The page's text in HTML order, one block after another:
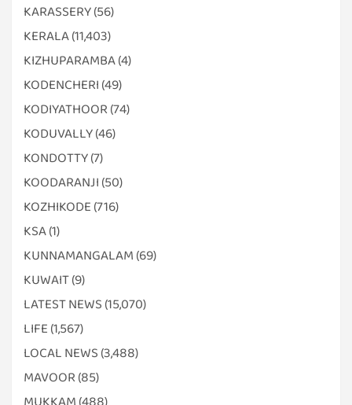
KARASSERY(56)
KERALA(11,403)
KIZHUPARAMBA(4)
KODENCHERI (49)
KODIYATHOOR (74)
KODUVALLY(46)
KONDOTTY(7)
KOODARANJI (50)
KOZHIKODE (716)
KSA(1)
KUNNAMANGALAM (69)
KUWAIT(9)
LATEST NEWS (15,070)
LIFE (1,567)
LOCAL NEWS (3,488)
MAVOOR (85)